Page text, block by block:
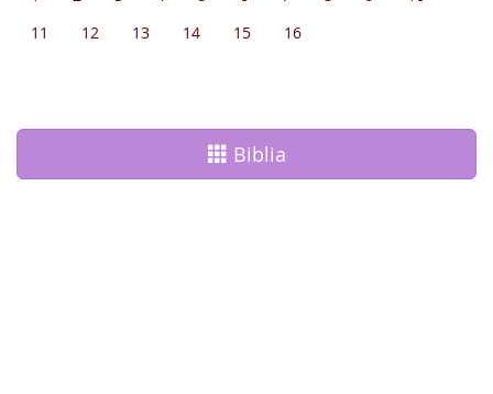
11
12 13 14 15 16
Biblia